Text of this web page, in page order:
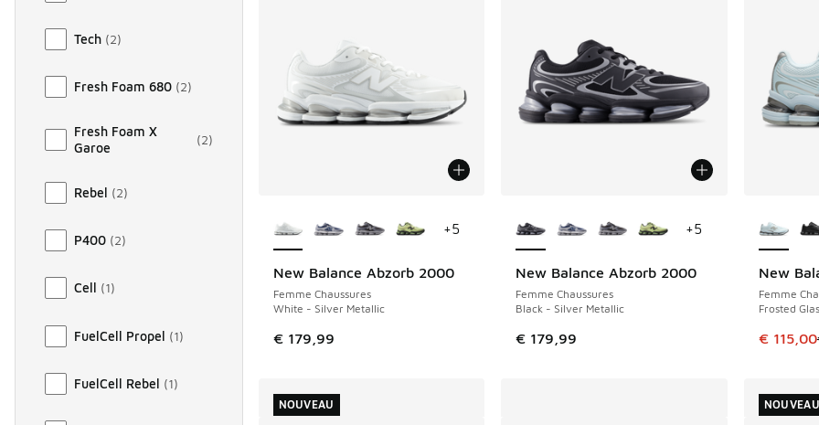
Tech (2)
Fresh Foam 680 (2)
Fresh Foam X
Garoe
(2)
Rebel (2)
P400 (2)
Cell (1)
FuelCell Propel (1)
FuelCell Rebel (1)
New Balance Abzorb 2000
Femme Chaussures
White - Silver Metallic
€ 179,99
+5
New Balance Abzorb 2000
Femme Chaussures
Black - Silver Metallic
€ 179,99
+5
New
Femme
Frosted
Cet
€ 115,00
NOUVEAU NOUVEAU